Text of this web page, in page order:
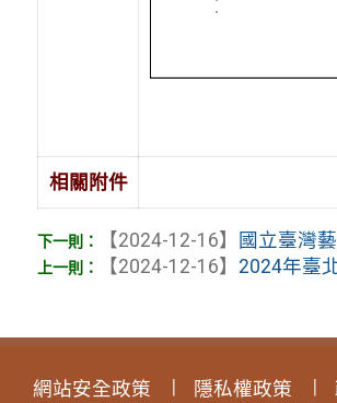
相關附件
【2024-12-16】
國立臺灣
【2024-12-16】 2024年臺
網站安全政策 隱私權政策